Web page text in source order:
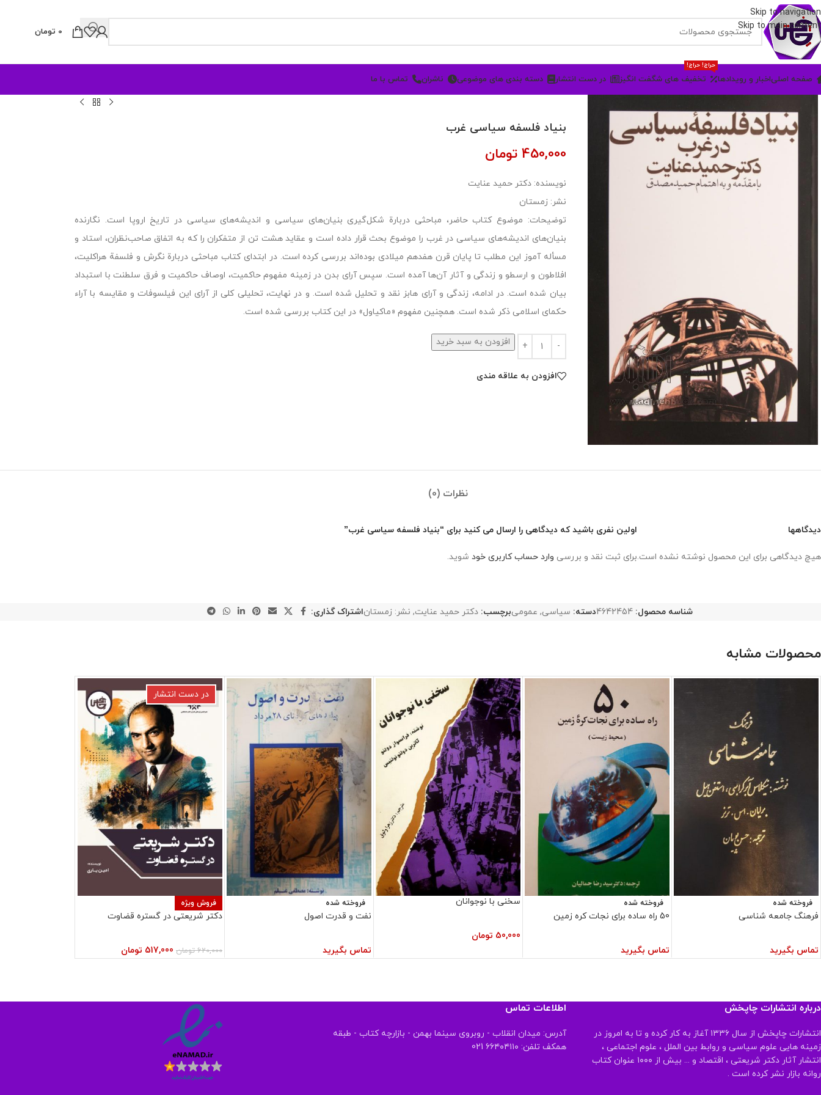
Skip to navigation
Skip to main content
0 تومان
صفحه اصلیاخبار و رویدادها تخفیف های شگفت انگیز
حراج! حراج!
در دست انتشار دسته بندی های موضوعی ناشران تماس با ما
بنیاد فلسفه سیاسی غرب
450,000 تومان
نویسنده: دکتر حمید عنایت
نشر: زمستان
توضیحات: موضوع کتاب حاضر، مباحثی دربارة شکل‌گیری بنیان‌های سیاسی و اندیشه‌های سیاسی در تاریخ اروپا است. نگارنده
بنیان‌های اندیشه‌های سیاسی در غرب را موضوع بحث قرار داده است و عقاید هشت تن از متفکران را که به اتفاق صاحب‌نظران، استاد و
مسأله آموز این مطلب تا پایان قرن هفدهم میلادی بوده‌اند بررسی کرده است. در ابتدای کتاب مباحثی دربارة نگرش و فلسفة هراکلیت،
افلاطون و ارسطو و زندگی و آثار آن‌ها آمده است. سپس آرای بدن در زمینه مفهوم حاکمیت، اوصاف حاکمیت و فرق سلطنت با استبداد
بیان شده است. در ادامه، زندگی و آرای هابز نقد و تحلیل شده است. و در نهایت، تحلیلی کلی از آرای این فیلسوفات و مقایسه با آراء
حکمای اسلامی ذکر شده است. همچنین مفهوم «ماکیاول» در این کتاب بررسی شده است.
افزودن به سبد خرید
افزودن به علاقه مندی
نظرات (0)
دیدگاهها
هیچ دیدگاهی برای این محصول نوشته نشده است.
اولین نفری باشید که دیدگاهی را ارسال می کنید برای “بنیاد فلسفه سیاسی غرب”
برای ثبت نقد و بررسی وارد حساب کاربری خود شوید.
شناسه محصول:4642454دسته: سیاسی, عمومیبرچسب: دکتر حمید عنایت, نشر: زمستاناشتراک گذاری:
محصولات مشابه
فروخته شده
فرهنگ جامعه شناسی
تماس بگیرید
فروخته شده
50 راه ساده برای نجات کره زمین
تماس بگیرید
سخنی با نوجوانان
50,000 تومان
فروخته شده
نفت و قدرت اصول
تماس بگیرید
در دست انتشار
فروش ویژه
دکتر شریعتی در گستره قضاوت
620,000 تومان 517,000 تومان
درباره انتشارات چاپخش
انتشارات چاپخش از سال ۱۳۳۶ آغاز به کار کرده و تا به امروز در
زمینه هایی علوم سیاسی و روابط بین الملل ، علوم اجتماعی ،
انتشار آثار دکتر شریعتی ، اقتصاد و ... بیش از ۱۰۰۰ عنوان کتاب
روانه بازار نشر کرده است .
اطلاعات تماس
آدرس: میدان انقلاب - روبروی سینما بهمن - بازارچه کتاب - طبقه
همکف تلفن: ۶۶۴۰۴۱۱۰ 021